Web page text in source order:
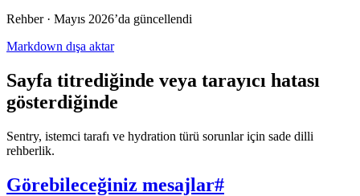
Rehber· Mayıs 2026’da güncellendi
Markdown dışa aktar
Sayfa titrediğinde veya tarayıcı hatası
gösterdiğinde
Sentry, istemci tarafı ve hydration türü sorunlar için sade dilli
rehberlik.
Görebileceğiniz mesajlar#